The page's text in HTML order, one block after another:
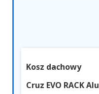
Kosz dachowy
Cruz EVO RACK Alu